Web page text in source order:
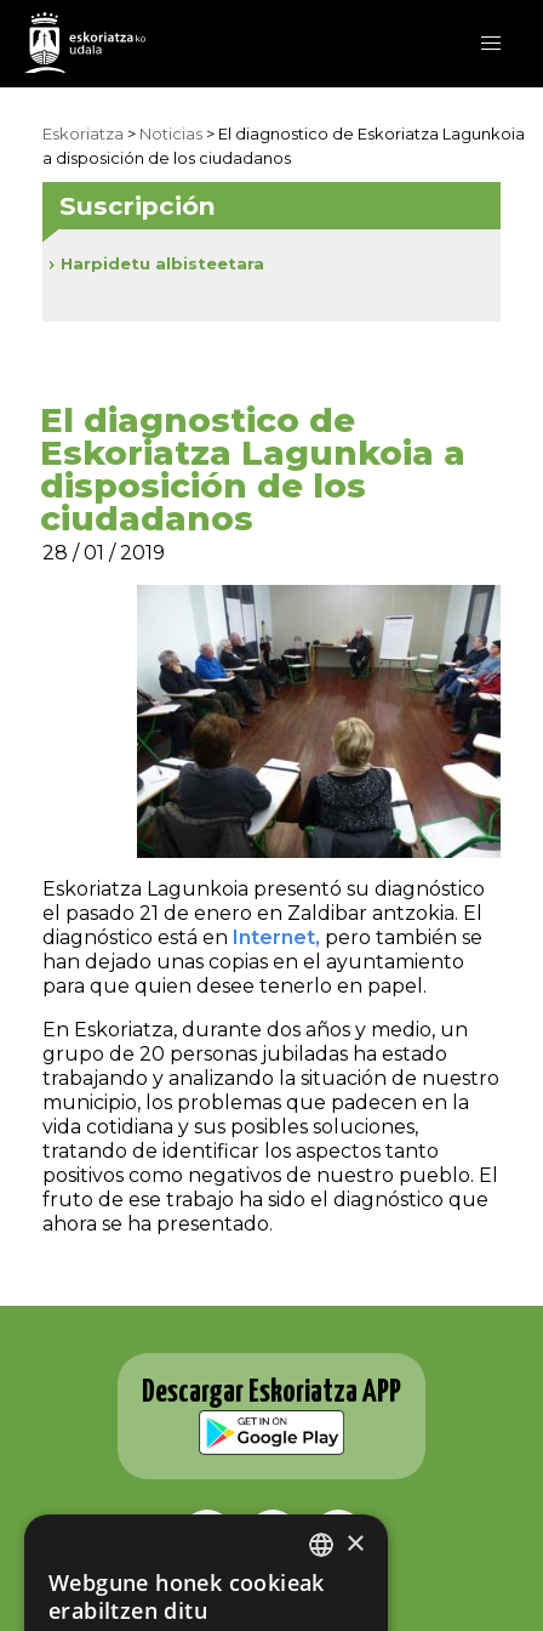
Eskoriatza > Noticias > El diagnostico de Eskoriatza Lagunkoia
a disposición de los ciudadanos
El diagnostico de
Eskoriatza Lagunkoia a
disposición de los
ciudadanos
28 / 01 / 2019
Eskoriatza Lagunkoia presentó su diagnóstico
el pasado 21 de enero en Zaldibar antzokia. El
diagnóstico está en Internet, pero también se
han dejado unas copias en el ayuntamiento
para que quien desee tenerlo en papel.
En Eskoriatza, durante dos años y medio, un
grupo de 20 personas jubiladas ha estado
trabajando y analizando la situación de nuestro
municipio, los problemas que padecen en la
vida cotidiana y sus posibles soluciones,
tratando de identificar los aspectos tanto
positivos como negativos de nuestro pueblo. El
fruto de ese trabajo ha sido el diagnóstico que
ahora se ha presentado.
Suscripción
Harpidetu albisteetara
Descargar Eskoriatza APP
ESKORIATZAKO UDALA
Fernando Eskoriatza plaza 1
BASQUE
×
Webgune honek cookieak
erabiltzen ditu